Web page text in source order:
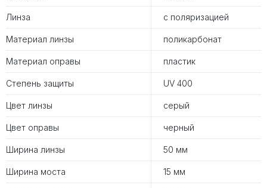
Линза с поляризацией
Материал линзы поликарбонат
Материал оправы пластик
Степень защиты UV 400
Цвет линзы серый
Цвет оправы черный
Ширина линзы 50 мм
Ширина моста 15 мм